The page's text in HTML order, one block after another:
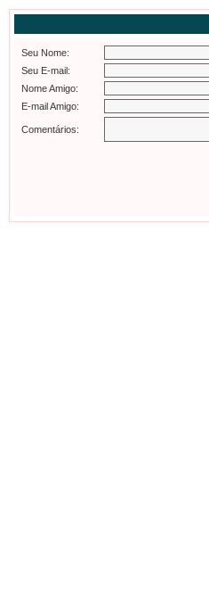
Seu Nome:
Seu E-mail:
Nome Amigo:
E-mail Amigo:
Comentários: